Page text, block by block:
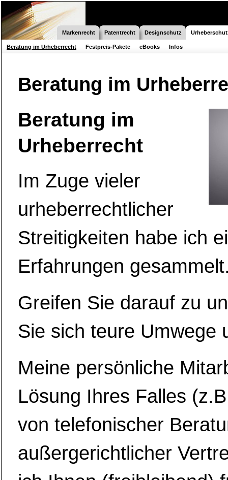
Markenrecht Patentrecht Designschutz
Beratung im Urheberrecht Festpreis-Pakete eBooks Infos
Beratung im
Beratung im
Urheberrecht
Im Zuge vieler
urheberrechtlicher
Streitigkeiten habe ich
Erfahrungen
Greifen Sie darauf zu
Sie sich teure Umwege
Meine persönliche
Lösung Ihres Falles
von telefonischer
außergerichtlicher